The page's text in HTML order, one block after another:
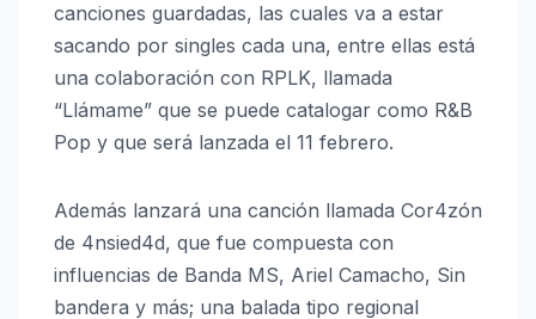
canciones guardadas, las cuales va a estar
sacando por singles cada una, entre ellas está
una colaboración con RPLK, llamada
“Llámame” que se puede catalogar como R&B
Pop y que será lanzada el 11 febrero.
Además lanzará una canción llamada Cor4zón
de 4nsied4d, que fue compuesta con
influencias de Banda MS, Ariel Camacho, Sin
bandera y más; una balada tipo regional